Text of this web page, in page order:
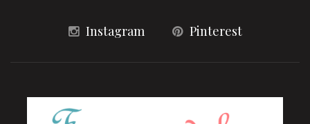
Instagram Pinterest